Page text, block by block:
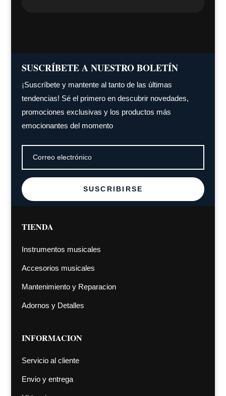
SUSCRÍBETE A NUESTRO BOLETÍN
¡Suscríbete y mantente al tanto de las últimas
tendencias! Sé el primero en descubrir novedades,
promociones exclusivas y los productos más
emocionantes del momento
SUSCRIBIRSE
TIENDA
Instrumentos musicales
Accesorios musicales
Mantenimiento y Reparacion
Adornos y Detalles
INFORMACION
Servicio al cliente
Envio y entrega